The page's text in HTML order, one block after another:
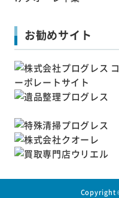
お勧めサイト
Copyright